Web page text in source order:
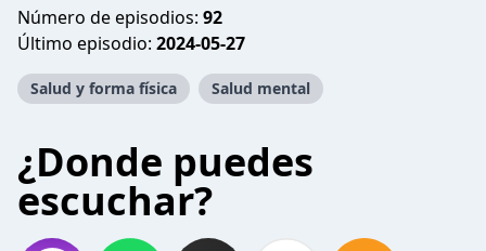
Número de episodios: 92
Último episodio: 2024-05-27
Salud y forma física Salud mental
¿Donde puedes
escuchar?